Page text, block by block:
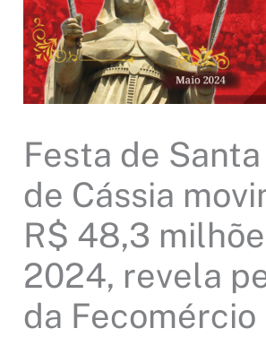
Festa de
de Cássia
R$ 48,3
2024, revela
da Fecomércio